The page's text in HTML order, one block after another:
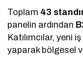
Toplam 43
panelin ardından
Katılımcılar, yeni
yaparak bölgesel